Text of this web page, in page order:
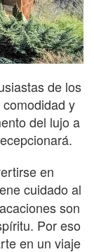
de los
y
del lujo a
en
cuidado al
son
Por eso
en un viaje